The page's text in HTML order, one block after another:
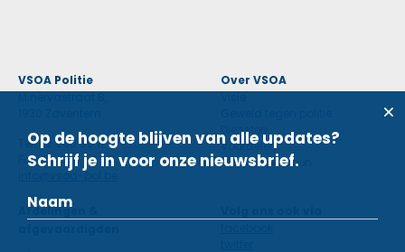
VSOA Politie
Tel: 02 660 59 11
Fax: 02 660 50 97
info@vsoa-pol.be
Over VSOA
Diensten
Voordelen
Contactpersoon
Afdelingen &
Op de hoogte blijven van alle updates?
Schrijf je in voor onze nieuwsbrief.